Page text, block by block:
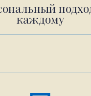
каждому